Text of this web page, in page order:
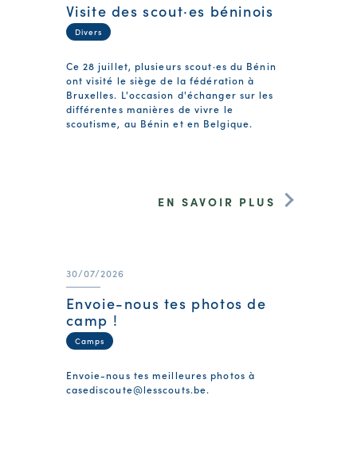
Visite des scout·es béninois
Divers
Ce 28 juillet, plusieurs scout·es du Bénin
ont visité le siège de la fédération à
Bruxelles. L'occasion d'échanger sur les
différentes manières de vivre le
scoutisme, au Bénin et en Belgique.
EN SAVOIR PLUS
30/07/2026
Envoie-nous tes photos de
camp !
Camps
Envoie-nous tes meilleures photos à
casediscoute@lesscouts.be.